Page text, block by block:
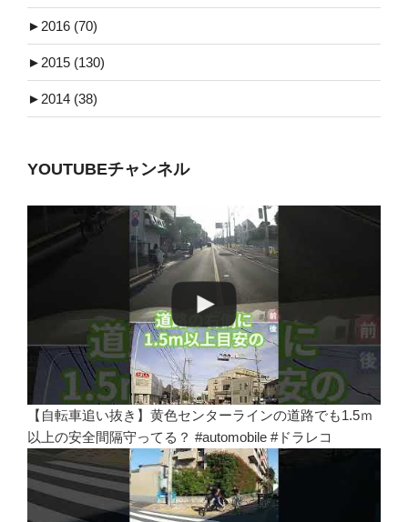
► 2016 (70)
► 2015 (130)
► 2014 (38)
YOUTUBEチャンネル
【自転車追い抜き】黄色センターラインの道路でも1.5ｍ
以上の安全間隔守ってる？ #automobile #ドラレコ